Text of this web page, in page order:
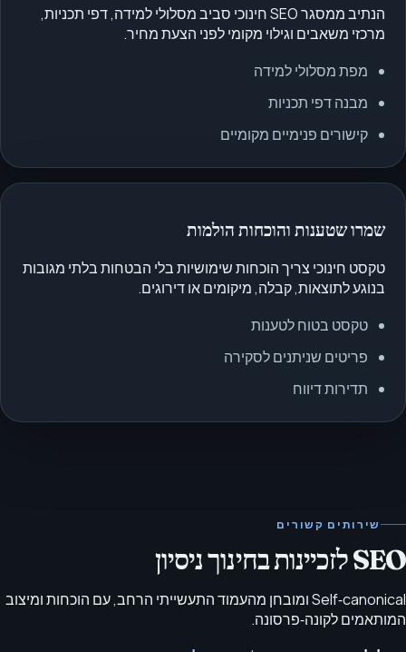
הנתיב ממסגר SEO חינוכי סביב מסלולי למידה, דפי תכניות,
מרכזי משאבים וגילוי מקומי לפני הצעת מחיר.
מפת מסלולי למידה
מבנה דפי תכניות
קישורים פנימיים מקומיים
שמרו שטענות והוכחות הולמות
טקסט חינוכי צריך הוכחות שימושיות בלי הבטחות בלתי מגובות
בנוגע לתוצאות, קבלה, מיקומים או דירוגים.
טקסט בטוח לטענות
פריטים שניתנים לסקירה
תדירות דיווח
שירותים קשורים
SEO לזכיינות בחינוך ניסיון
Self‑canonical ומובחן מהעמוד התעשייתי הרחב, עם הוכחות ומיצוב
המותאמים לקונה‑פרסונה.